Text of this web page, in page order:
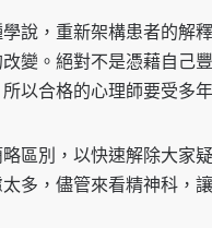
說，重新架構患者的解
變。絕對不是憑藉自己
以合格的心理師要受多
區別，以快速解除大家
多，儘管來看精神科，